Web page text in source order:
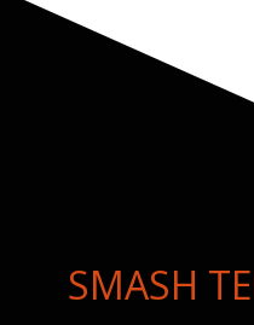
SMASH